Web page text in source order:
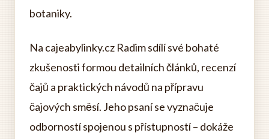
botaniky.
Na cajeabylinky.cz Radim sdílí své bohaté
zkušenosti formou detailních článků, recenzí
čajů a praktických návodů na přípravu
čajových směsí. Jeho psaní se vyznačuje
odborností spojenou s přístupností – dokáže